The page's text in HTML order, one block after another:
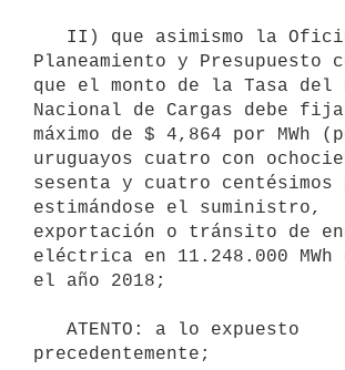
Planeamiento y Presupuesto
que el monto de la Tasa del
Nacional de Cargas debe
máximo de $ 4,864 por MWh
uruguayos cuatro con
sesenta y cuatro centésimos
estimándose el suministro,
exportación o tránsito de
eléctrica en 11.248.000 MWh
el año 2018;
precedentemente;